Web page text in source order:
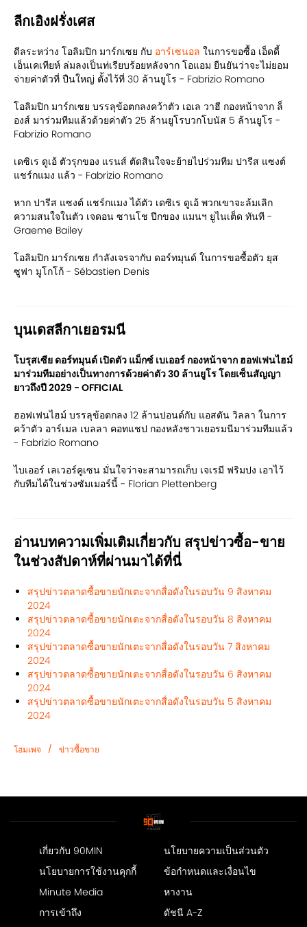
ลีกเอิงฝรั่งเศส
ดีลระหว่าง โอลิมปิก มาร์กเซย กับ อาร์เซนอล ในการขอซื้อ เอ็ดดี้
เอ็นเคเทียห์ ล่มลงเป็นท่เรียบร้อยหลังจาก โอแอม ยืนยันว่าจะไม่ยอม
จ่ายค่าตัวที่ ปืนใหญ่ ตั้งไว้ที่ 30 ล้านยูโร - Fabrizio Romano
โอลิมปิก มาร์กเซย บรรลุข้อตกลงคว้าตัว เอเล วาฮี กองหน้าจาก ล็
องส์ มาร่วมทีมแล้วด้วยค่าตัว 25 ล้านยูโรบวกโบนัส 5 ล้านยูโร -
Fabrizio Romano
เดซิเร ดูเอ้ ตัวรุกของ แรนส์ ตัดสินใจจะย้ายไปร่วมทีม ปารีส แซงต์
แชร์กแมง แล้ว - Fabrizio Romano
หาก ปารีส แซงต์ แชร์กแมง ได้ตัว เดซิเร ดูเอ้ พวกเขาจะล้มเลิก
ความสนใจในตัว เจดอน ซานโช ปีกของ แมนฯ ยูไนเต็ด ทันที -
Graeme Bailey
โอลิมปิก มาร์กเซย กำลังเจรจากับ ดอร์ทมุนด์ ในการขอซื้อตัว ยุส
ซูฟา มูโกโก้ - Sébastien Denis
บุนเดสลีกาเยอรมนี
โบรุสเซีย ดอร์ทมุนด์ เปิดตัว แม็กซ์ เบเออร์ กองหน้าจาก ฮอฟเฟนไฮม์
มาร่วมทีมอย่างเป็นทางการด้วยค่าตัว 30 ล้านยูโร โดยเซ็นสัญญา
ยาวถึงปี 2029 - OFFICIAL
ฮอฟเฟนไฮม์ บรรลุข้อตกลง 12 ล้านปอนด์กับ แอสตัน วิลลา ในการ
คว้าตัว อาร์เมล เบลลา คอทแชป กองหลังชาวเยอรมนีมาร่วมทีมแล้ว
- Fabrizio Romano
ไบเออร์ เลเวอร์คูเซน มั่นใจว่าจะสามารถเก็บ เจเรมี ฟริมปง เอาไว้
กับทีมได้ในช่วงซัมเมอร์นี้ - Florian Plettenberg
อ่านบทความเพิ่มเติมเกี่ยวกับ สรุปข่าวซื้อ-ขาย
ในช่วงสัปดาห์ที่ผ่านมาได้ที่นี่
สรุปข่าวตลาดซื้อขายนักเตะจากสื่อดังในรอบวัน 9 สิงหาคม
2024
สรุปข่าวตลาดซื้อขายนักเตะจากสื่อดังในรอบวัน 8 สิงหาคม
2024
สรุปข่าวตลาดซื้อขายนักเตะจากสื่อดังในรอบวัน 7 สิงหาคม
2024
สรุปข่าวตลาดซื้อขายนักเตะจากสื่อดังในรอบวัน 6 สิงหาคม
2024
สรุปข่าวตลาดซื้อขายนักเตะจากสื่อดังในรอบวัน 5 สิงหาคม
2024
โฮมเพจ / ข่าวซื้อขาย
เกี่ยวกับ 90MIN
นโยบายความเป็นส่วนตัว
นโยบายการใช้งานคุกกี้
ข้อกำหนดและเงื่อนไข
Minute Media
หางาน
การเข้าถึง
ดัชนี A-Z